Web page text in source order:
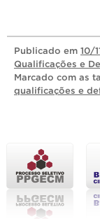
Publicado em 10/
Qualificações e
Marcado com as
qualificações e